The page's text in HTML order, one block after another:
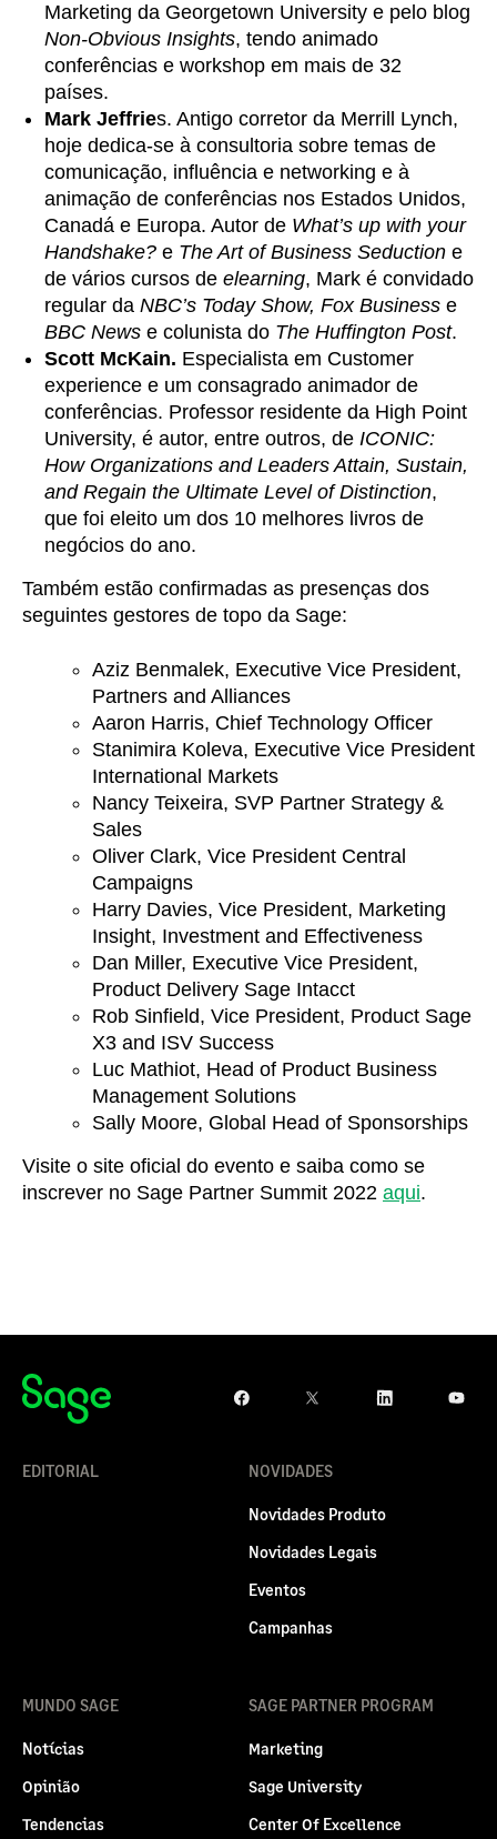
Marketing da Georgetown University e pelo blog
Non-Obvious Insights, tendo animado
conferências e workshop em mais de 32
países.
Mark Jeffries. Antigo corretor da Merrill Lynch,
hoje dedica-se à consultoria sobre temas de
comunicação, influência e networking e à
animação de conferências nos Estados Unidos,
Canadá e Europa. Autor de What’s up with your
Handshake? e The Art of Business Seduction e
de vários cursos de elearning, Mark é convidado
regular da NBC’s Today Show, Fox Business e
BBC News e colunista do The Huffington Post.
Scott McKain. Especialista em Customer
experience e um consagrado animador de
conferências. Professor residente da High Point
University, é autor, entre outros, de ICONIC:
How Organizations and Leaders Attain, Sustain,
and Regain the Ultimate Level of Distinction,
que foi eleito um dos 10 melhores livros de
negócios do ano.
Também estão confirmadas as presenças dos
seguintes gestores de topo da Sage:
Aziz Benmalek, Executive Vice President,
Partners and Alliances
Aaron Harris, Chief Technology Officer
Stanimira Koleva, Executive Vice President
International Markets
Nancy Teixeira, SVP Partner Strategy &
Sales
Oliver Clark, Vice President Central
Campaigns
Harry Davies, Vice President, Marketing
Insight, Investment and Effectiveness
Dan Miller, Executive Vice President,
Product Delivery Sage Intacct
Rob Sinfield, Vice President, Product Sage
X3 and ISV Success
Luc Mathiot, Head of Product Business
Management Solutions
Sally Moore, Global Head of Sponsorships
Visite o site oficial do evento e saiba como se
inscrever no Sage Partner Summit 2022 aqui.
EDITORIAL NOVIDADES
Novidades Produto
Novidades Legais
Eventos
Campanhas
MUNDO SAGE
Notícias
Opinião
Tendencias
SAGE PARTNER PROGRAM
Marketing
Sage University
Center Of Excellence